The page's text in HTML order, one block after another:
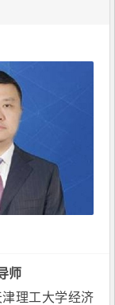
师
理工大学经济